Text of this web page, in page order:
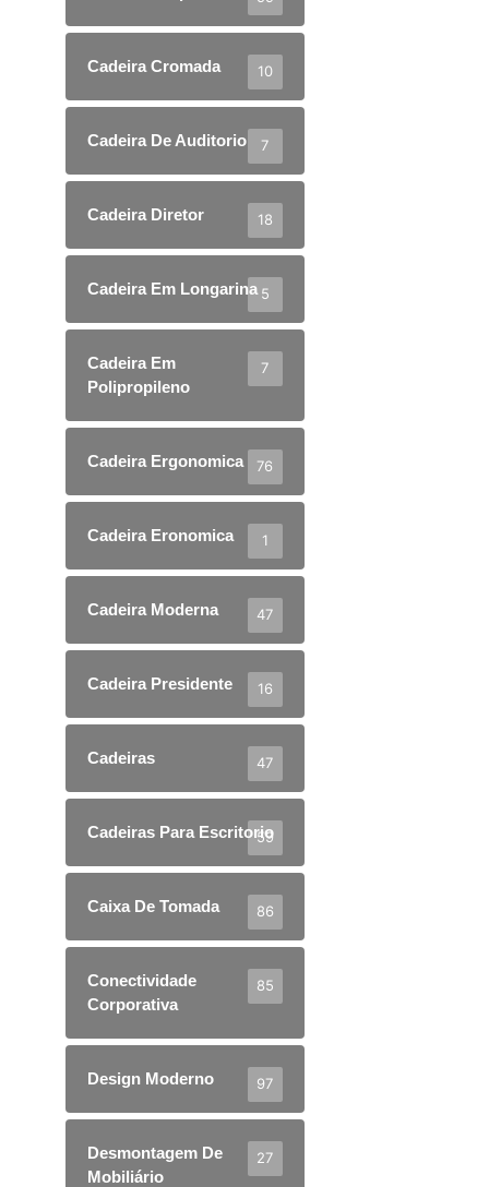
Cadeira Cromada 10
Cadeira De Auditorio 7
Cadeira Diretor 18
Cadeira Em Longarina 5
Cadeira Em
Polipropileno
7
Cadeira Ergonomica 76
Cadeira Eronomica 1
Cadeira Moderna 47
Cadeira Presidente 16
Cadeiras 47
Cadeiras Para Escritorio
59
Caixa De Tomada 86
Conectividade
Corporativa
85
Design Moderno 97
Desmontagem De
Mobiliário
27